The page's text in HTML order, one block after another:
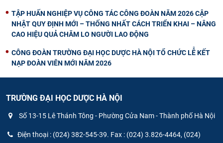
TẬP HUẤN NGHIỆP VỤ CÔNG TÁC CÔNG ĐOÀN NĂM 2026 CẬP
NHẬT QUY ĐỊNH MỚI – THỐNG NHẤT CÁCH TRIỂN KHAI – NÂNG
CAO HIỆU QUẢ CHĂM LO NGƯỜI LAO ĐỘNG
CÔNG ĐOÀN TRƯỜNG ĐẠI HỌC DƯỢC HÀ NỘI TỔ CHỨC LỄ KẾT
NẠP ĐOÀN VIÊN MỚI NĂM 2026
TRƯỜNG ĐẠI HỌC DƯỢC HÀ NỘI
Số 13-15 Lê Thánh Tông - Phường Cửa Nam - Thành phố Hà Nội
Điện thoại : (024) 382-545-39. Fax : (024) 3.826-4464, (024)